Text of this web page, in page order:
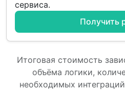
сервиса.
Получить
Итоговая стоимость
объёма логики,
необходимых